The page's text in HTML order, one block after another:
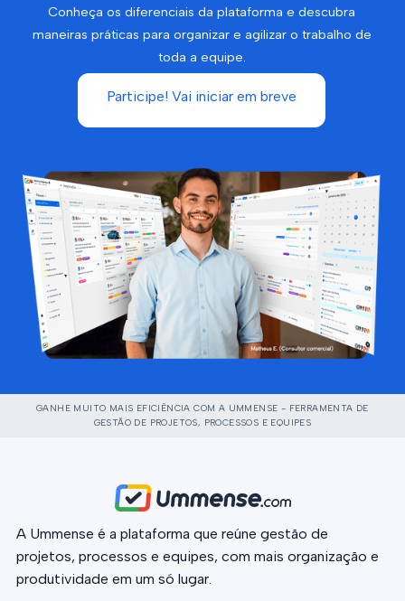
Conheça os diferenciais da plataforma e descubra
maneiras práticas para organizar e agilizar o trabalho de
toda a equipe.
Participe! Vai iniciar em breve
GANHE MUITO MAIS EFICIÊNCIA COM A UMMENSE - FERRAMENTA DE
GESTÃO DE PROJETOS, PROCESSOS E EQUIPES
A Ummense é a plataforma que reúne gestão de
projetos, processos e equipes, com mais organização e
produtividade em um só lugar.